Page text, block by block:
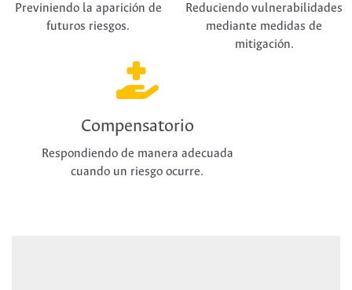
Previniendo la aparición de
futuros riesgos.
Reduciendo vulnerabilidades
mediante medidas de
mitigación.
Compensatorio
Respondiendo de manera adecuada
cuando un riesgo ocurre.